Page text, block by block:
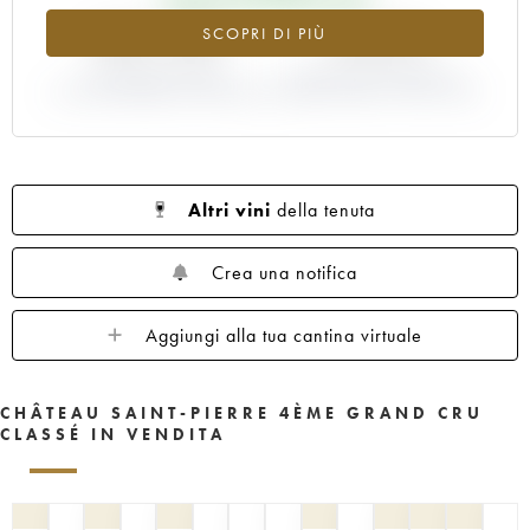
SCOPRI DI PIÙ
+301.53% -16.67%
Altri vini della tenuta
Crea una notifica
Aggiungi alla tua cantina virtuale
CHÂTEAU SAINT-PIERRE 4ÈME GRAND CRU
CLASSÉ IN VENDITA